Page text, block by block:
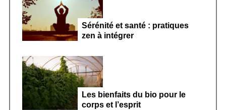
Sérénité et santé : pratiques
zen à intégrer
Les bienfaits du bio pour le
corps et l’esprit